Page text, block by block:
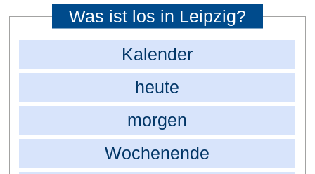
Was ist los in Leipzig?
Kalender
heute
morgen
Wochenende